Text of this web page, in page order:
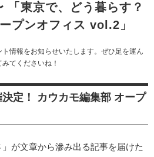
「東京で、どう暮らす？
プンオフィス vol.2」
情報をお知らせいたします。ぜひ足を運ん
てくださいね！
定！ カウカモ編集部 オープ
が文章から滲み出る記事を届けた